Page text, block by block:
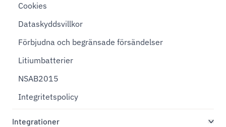
Cookies
Dataskyddsvillkor
Förbjudna och begränsade försändelser
Litiumbatterier
NSAB2015
Integritetspolicy
Integrationer